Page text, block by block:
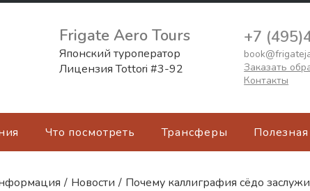
Frigate Aero Tours
Японский туроператор
Лицензия Tottori #3-92
+7
Заказать
Контакты
Что посмотреть Трансферы
/ Новости / Почему каллиграфия сёдо